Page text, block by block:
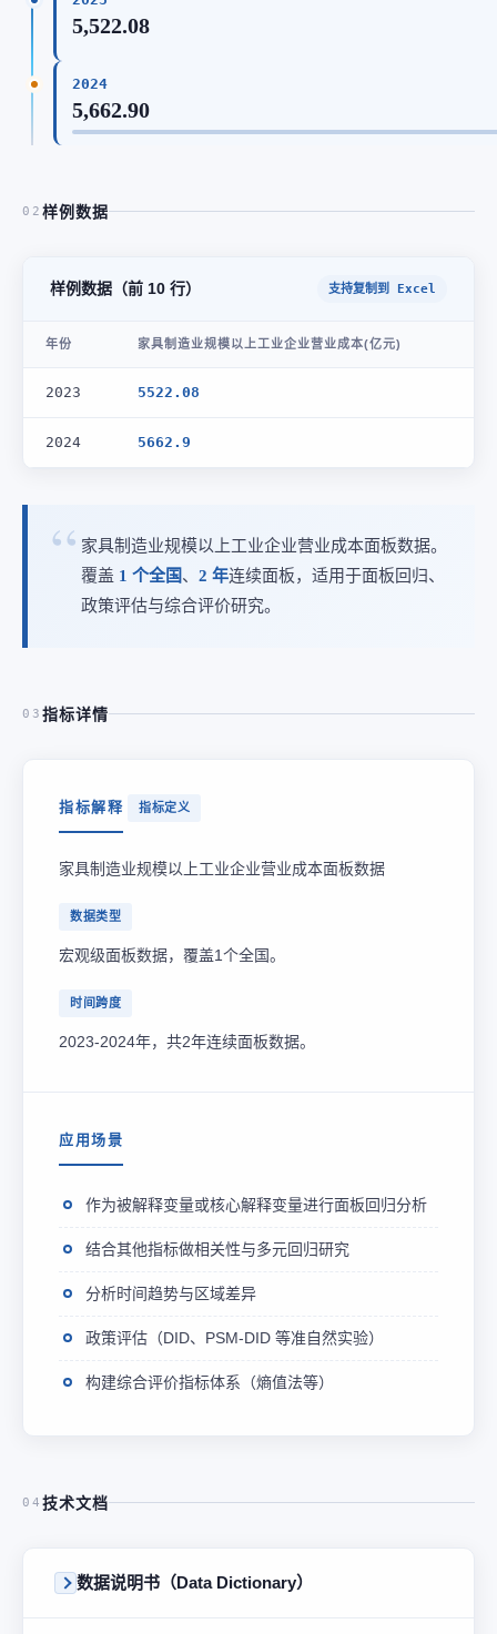
5,522.08
2024
5,662.90
02 样例数据
样例数据（前 10 行） 支持复制到 Excel
年份 家具制造业规模以上工业企业营业成本(亿元)
2023 5522.08
2024 5662.9
家具制造业规模以上工业企业营业成本面板数据。
覆盖 1 个全国、 2 年连续面板，适用于面板回归、
政策评估与综合评价研究。
03 指标详情
指标解释 指标定义
家具制造业规模以上工业企业营业成本面板数据
数据类型
宏观级面板数据，覆盖1个全国。
时间跨度
2023-2024年，共2年连续面板数据。
应用场景
作为被解释变量或核心解释变量进行面板回归分析
结合其他指标做相关性与多元回归研究
分析时间趋势与区域差异
政策评估（DID、PSM-DID 等准自然实验）
构建综合评价指标体系（熵值法等）
04 技术文档
数据说明书（Data Dictionary）